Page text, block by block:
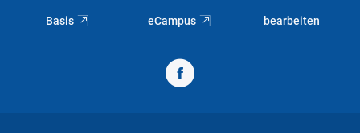
Basis eCampus bearbeiten